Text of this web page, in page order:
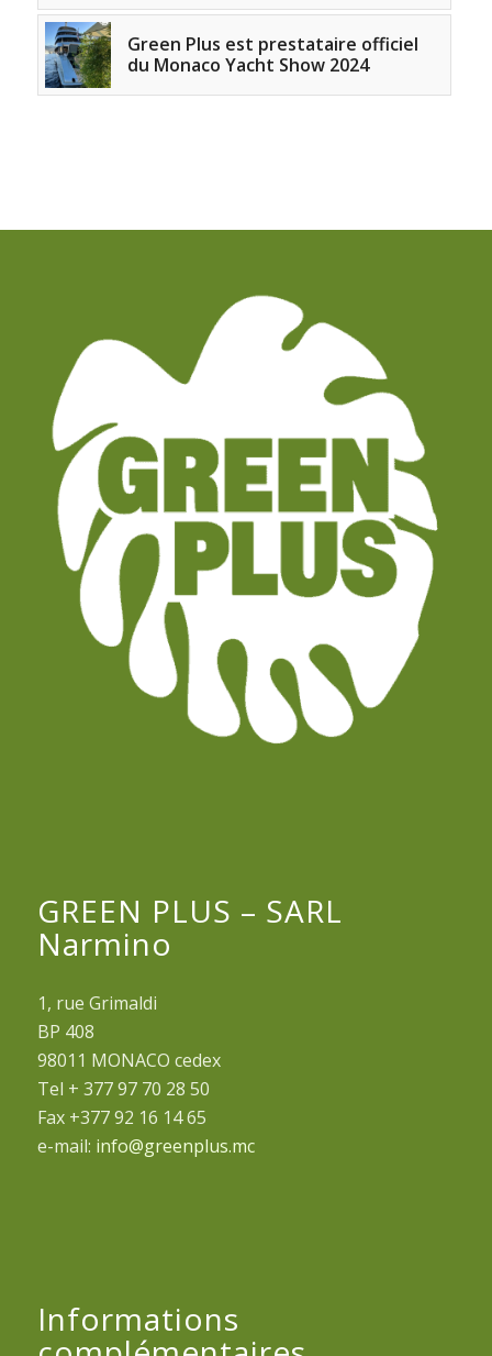
Green Plus est prestataire officiel
du Monaco Yacht Show 2024
GREEN PLUS – SARL
Narmino
1, rue Grimaldi
BP 408
98011 MONACO cedex
Tel + 377 97 70 28 50
Fax +377 92 16 14 65
e-mail: info@greenplus.mc
Informations